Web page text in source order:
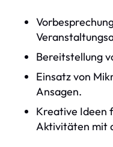
Bereitstellung
Einsatz von
Ansagen.
Kreative Ideen
Aktivitäten mit